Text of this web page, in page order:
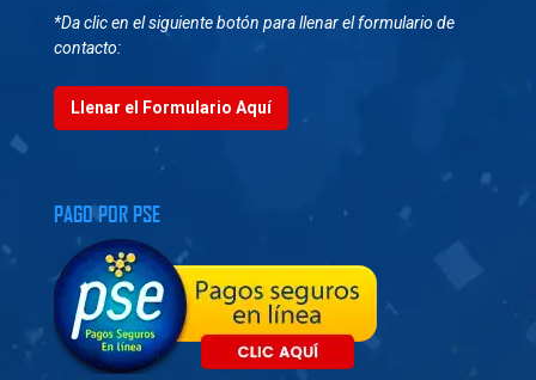
*Da clic en el siguiente botón para llenar el formulario de
contacto:
Llenar el Formulario Aquí
PAGO POR PSE